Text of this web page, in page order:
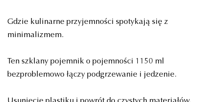
Gdzie kulinarne przyjemności spotykają się z
minimalizmem.
Ten szklany pojemnik o pojemności 1150 ml
bezproblemowo łączy podgrzewanie i jedzenie.